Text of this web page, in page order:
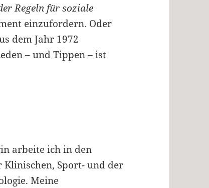
Regeln für soziale
einzufordern. Oder
dem Jahr 1972
– und Tippen – ist
arbeite ich in den
Klinischen, Sport- und der
Meine